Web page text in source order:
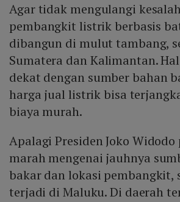
Agar tidak mengulangi
pembangkit listrik berbasis
dibangun di mulut tambang,
Sumatera dan Kalimantan.
dekat dengan sumber bahan
harga jual listrik bisa
biaya murah.
Apalagi Presiden Joko
marah mengenai jauhnya
bakar dan lokasi pembangkit,
terjadi di Maluku. Di daerah